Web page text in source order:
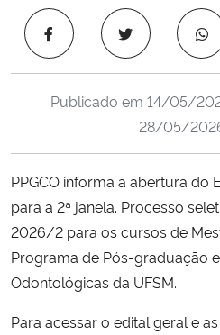
Ministério da Ciência, Tecnologia,
Ministério do Desenvolvimento Regional
Controladoria-Geral da União
Ministério da Mulher, da Família e dos
Secretaria-Geral
Publicado em 14/05/
28/05/
PPGCO informa a abertura
para a 2ª janela. Processo
2026/2 para os cursos de
Programa de Pós-graduação
Odontológicas da UFSM.
Para acessar o edital geral e